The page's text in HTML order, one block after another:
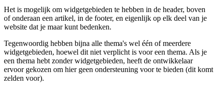
Het is mogelijk om widgetgebieden te hebben in de header, boven
of onderaan een artikel, in de footer, en eigenlijk op elk deel van je
website dat je maar kunt bedenken.
Tegenwoordig hebben bijna alle thema's wel één of meerdere
widgetgebieden, hoewel dit niet verplicht is voor een thema. Als je
een thema hebt zonder widgetgebieden, heeft de ontwikkelaar
ervoor gekozen om hier geen ondersteuning voor te bieden (dit komt
zelden voor).